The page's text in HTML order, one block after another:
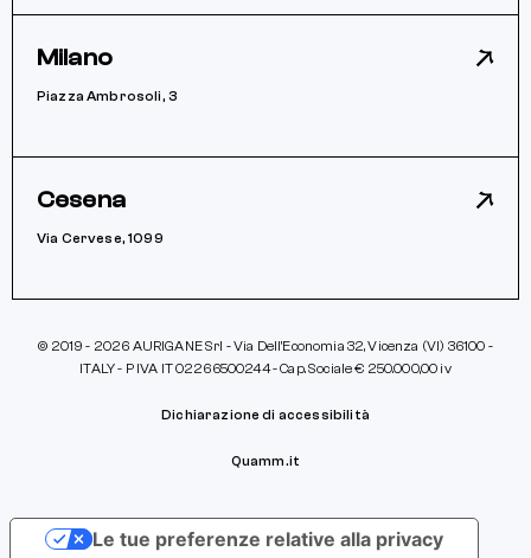
Milano
Piazza Ambrosoli, 3
Cesena
Via Cervese, 1099
© 2019 - 2026 AURIGANE Srl - Via Dell’Economia 32, Vicenza (VI) 36100 -
ITALY - P IVA IT 02266500244 - Cap. Sociale € 250.000,00 iv
Dichiarazione di accessibilità
Quamm.it
Le tue preferenze relative alla privacy